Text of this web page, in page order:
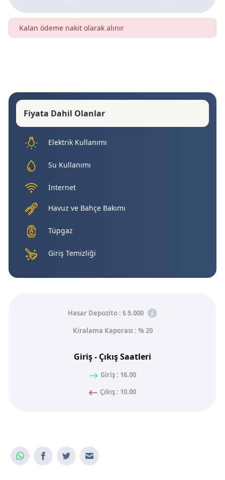
Kalan ödeme nakit olarak alınır
Fiyata Dahil Olanlar
Elektrik Kullanımı
Su Kullanımı
İnternet
Havuz ve Bahçe Bakımı
Tüpgaz
Giriş Temizliği
Hasar Depozito : ₺ 5.000
Kiralama Kaporası : % 20
Giriş - Çıkış Saatleri
Giriş : 16.00
Çıkış : 10.00